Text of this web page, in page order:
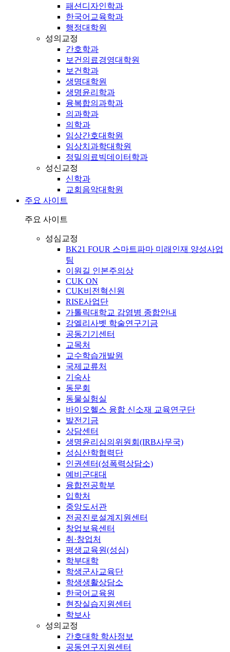
패션디자인학과
한국어교육학과
행정대학원
성의교정
간호학과
보건의료경영대학원
보건학과
생명대학원
생명윤리학과
융복합의과학과
의과학과
의학과
임상간호대학원
임상치과학대학원
정밀의료빅데이터학과
성신교정
신학과
교회음악대학원
주요 사이트
주요 사이트
성심교정
BK21 FOUR 스마트파마 미래인재 양성사업
팀
이원길 인본주의상
CUK ON
CUK비전혁신원
RISE사업단
가톨릭대학교 감염병 종합안내
강엘리사벳 학술연구기금
공동기기센터
교목처
교수학습개발원
국제교류처
기숙사
동문회
동물실험실
바이오헬스 융합 신소재 교육연구단
발전기금
상담센터
생명윤리심의위원회(IRB사무국)
성심산학협력단
인권센터(성폭력상담소)
예비군대대
융합전공학부
입학처
중앙도서관
전공진로설계지원센터
창업보육센터
취·창업처
평생교육원(성심)
학부대학
학생군사교육단
학생생활상담소
한국어교육원
현장실습지원센터
학보사
성의교정
간호대학 학사정보
공동연구지원센터